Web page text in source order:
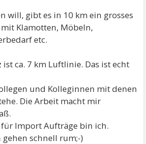
will, gibt es in 10 km ein grosses
Klamotten, Möbeln,
etc.
ca. 7 km Luftlinie. Das ist echt
und Kolleginnen mit denen
Die Arbeit macht mir
Import Aufträge bin ich.
schnell rum;-)